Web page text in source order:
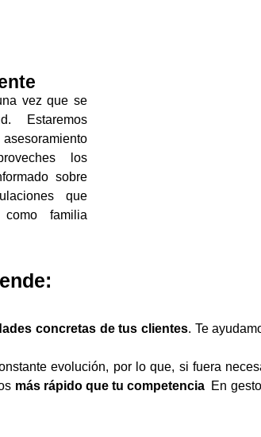
vez que se
Estaremos
los
sobre
que
familia
concretas de tus clientes. Te
evolución, por lo que, si fuera
más rápido que tu competencia En